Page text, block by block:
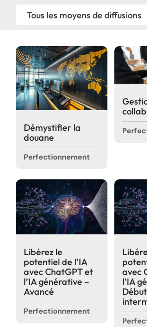
Nouvelles
Moodle
Catalogue de formation
Nous joindre
Travailler chez Forgescom
Zone conseil SARCA
Police
Tous les moyens de diffusions
Démystifier la
douane
Perfectionnement
Libérez le
potentiel de l’IA
avec ChatGPT et
l’IA générative –
Avancé
Perfectionnement
avec
l’IA